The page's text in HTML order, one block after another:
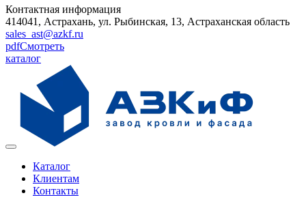
Контактная информация
414041, Астрахань, ул. Рыбинская, 13, Астраханская область
sales_ast@azkf.ru
pdfСмотреть
каталог
Каталог
Клиентам
Контакты